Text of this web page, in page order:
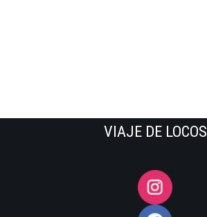
VIAJE DE LOCOS